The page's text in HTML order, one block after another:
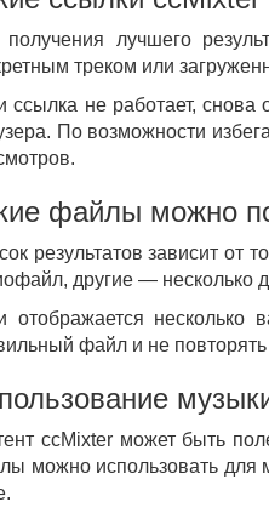
лучшего
треком или
ссылка не работает, снова
По возможности
файлы можно
результатов зависит от
другие — несколько
отображается несколько
файл и не повторять
ccMixter может быть
можно использовать для